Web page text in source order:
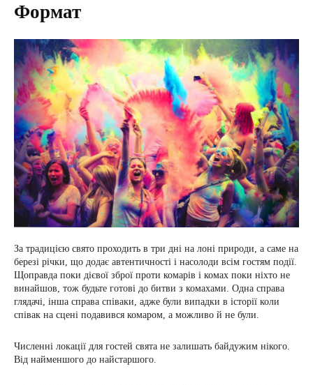
Формат
За традицією свято проходить в три дні на лоні природи, а саме на
березі річки, що додає автентичності і насолоди всім гостям події.
Щоправда поки дієвої зброї проти комарів і комах поки ніхто не
винайшов, тож будьте готові до битви з комахами. Одна справа
глядачі, інша справа співаки, адже були випадки в історії коли
співак на сцені подавився комаром, а можливо й не були.
Численні локації для гостей свята не залишать байдужим нікого.
Від найменшого до найстаршого.